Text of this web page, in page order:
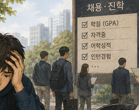
정점식 “김용범 이미
런…李 대통령, 경질 결
10 돌려차기 피해자 불러
기 한번 해라”…선 넘